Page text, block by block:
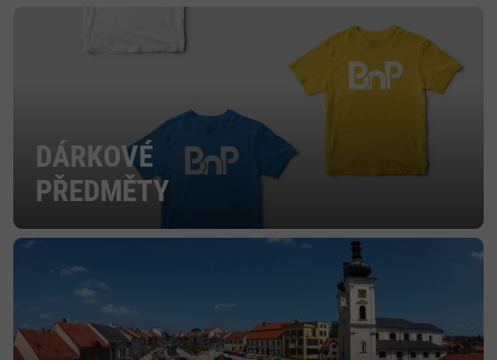
DÁRKOVÉ
PŘEDMĚTY